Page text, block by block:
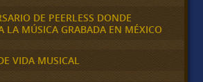
DE PEERLESS DONDE
LA MÚSICA GRABADA EN MÉXICO
VIDA MUSICAL